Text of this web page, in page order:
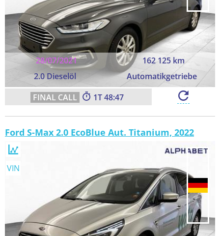
28/07/2021
162 125 km
2.0 Dieselöl
Automatikgetriebe
1 48:46
Ford S-Max 2.0 EcoBlue Aut. Titanium, 2022
VIN